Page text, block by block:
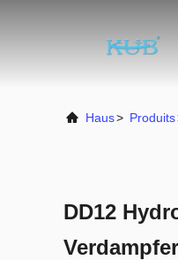
Haus> Produits
DD12